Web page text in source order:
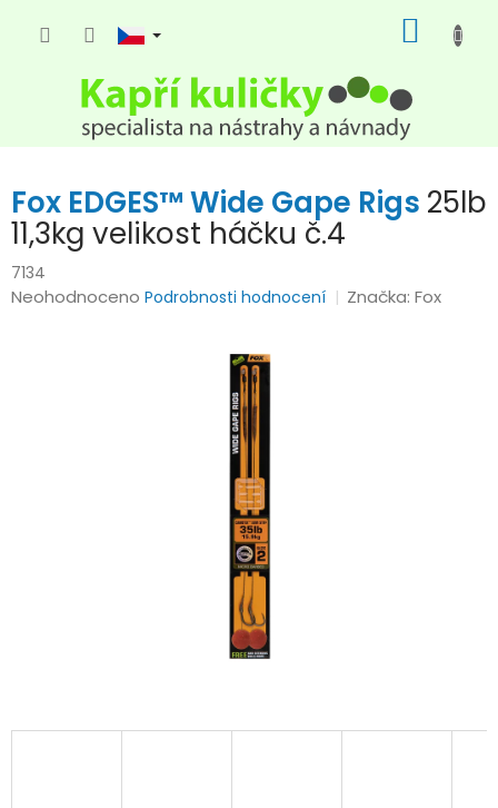
KOŠÍK
Fox EDGES™ Wide Gape Rigs 25lb
11,3kg velikost háčku č.4
7134
Průměrné
Neohodnoceno Podrobnosti hodnocení Značka:Fox